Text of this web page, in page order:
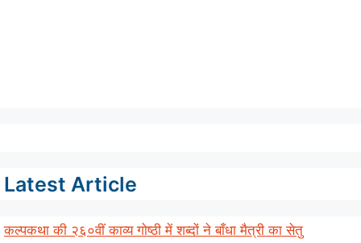
Latest Article
कल्पकथा की २६०वीं काव्य गोष्ठी में शब्दों ने बाँधा मैत्री का सेतु